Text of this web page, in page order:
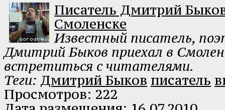
Писатель Дмитрий
Смоленске
Известный писатель,
Дмитрий Быков приехал в
встретиться с читателями.
Теги: Дмитрий Быков писатель
Просмотров: 222